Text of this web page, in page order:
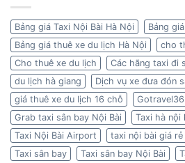
Bảng giá Taxi Nội Bài Hà Nội
Bảng
Bảng giá thuê xe du lịch Hà Nội
cho
Cho thuê xe du lịch
Các hãng taxi đi
du lịch hà giang
Dịch vụ xe đưa đón
giá thuê xe du lịch 16 chỗ
Grab taxi sân bay Nội Bài
Taxi hà nội
Taxi Nội Bài Airport
taxi nội bài giá rẻ
Taxi sân bay
Taxi sân bay Nội Bài